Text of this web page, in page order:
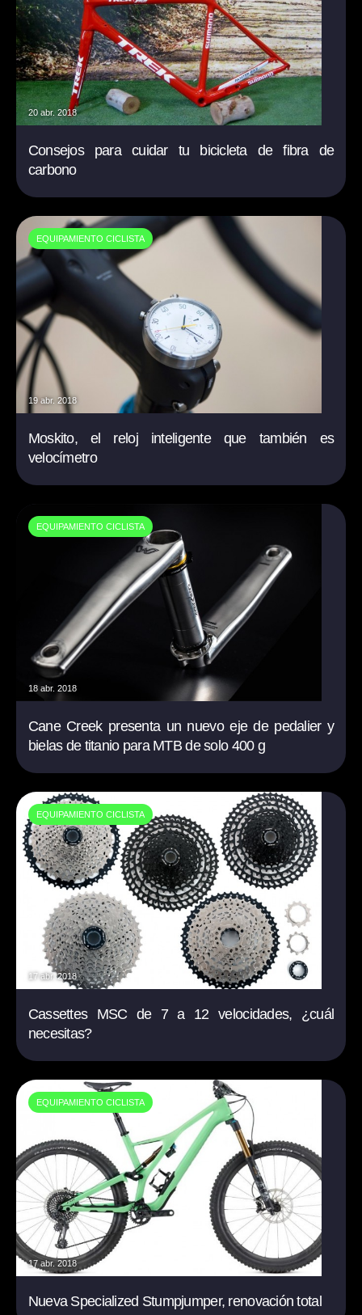
20 abr. 2018
Consejos para cuidar tu bicicleta de fibra de
carbono
EQUIPAMIENTO CICLISTA
19 abr. 2018
Moskito, el reloj inteligente que también es
velocímetro
EQUIPAMIENTO CICLISTA
18 abr. 2018
Cane Creek presenta un nuevo eje de pedalier y
bielas de titanio para MTB de solo 400 g
EQUIPAMIENTO CICLISTA
17 abr. 2018
Cassettes MSC de 7 a 12 velocidades, ¿cuál
necesitas?
EQUIPAMIENTO CICLISTA
17 abr. 2018
Nueva Specialized Stumpjumper, renovación total